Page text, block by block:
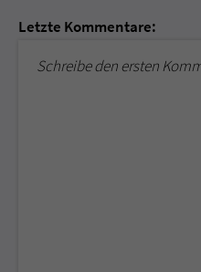
Letzte Kommentare:
Schreibe den ersten